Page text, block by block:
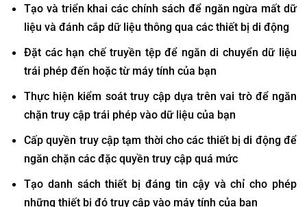
Tạo và triển khai các chính sách để ngăn ngừa mất dữ
liệu và đánh cắp dữ liệu thông qua các thiết bị di động
Đặt các hạn chế truyền tệp để ngăn di chuyển dữ liệu
trái phép đến hoặc từ máy tính của bạn
Thực hiện kiểm soát truy cập dựa trên vai trò để ngăn
chặn truy cập trái phép vào dữ liệu của bạn
Cấp quyền truy cập tạm thời cho các thiết bị di động để
ngăn chặn các đặc quyền truy cập quá mức
Tạo danh sách thiết bị đáng tin cậy và chỉ cho phép
những thiết bị đó truy cập vào máy tính của bạn